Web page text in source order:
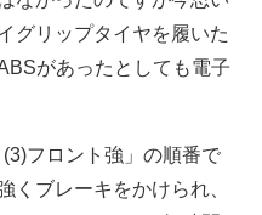
グリップタイヤを履いた
があったとしても電子
フロント強」の順番で
ブレーキをかけられ、